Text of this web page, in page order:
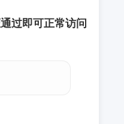
过即可正常访问